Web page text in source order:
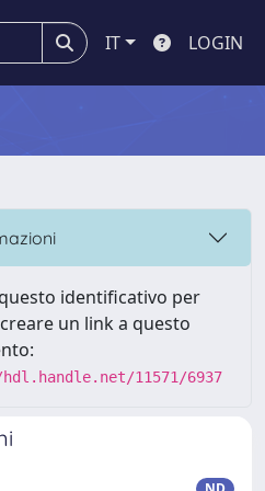
IT LOGIN
identificativo per
un link a questo
11571/6937